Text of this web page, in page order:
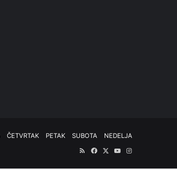
ČETVRTAK PETAK SUBOTA
NEDELJA
RSSFacebook
X YouTubeInstagram